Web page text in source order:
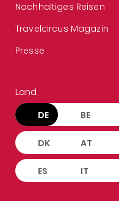
Nachhaltiges Reisen
Travelcircus Magazin
Presse
Land
DE BE
DK AT
ES IT